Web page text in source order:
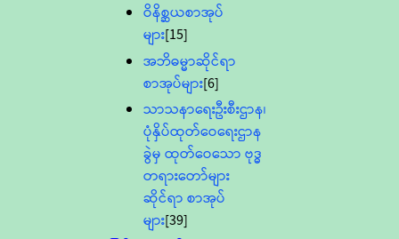
ဝိနိစ္ဆယစာအုပ်
များ[15]
အဘိဓမ္မာဆိုင်ရာ
စာအုပ်များ[6]
သာသနာရေးဦးစီးဌာန၊
ပုံနှိပ်ထုတ်ဝေရေးဌာန
ခွဲမှ ထုတ်ဝေသော ဗုဒ္ဓ
တရားတော်များ
ဆိုင်ရာ စာအုပ်
များ[39]